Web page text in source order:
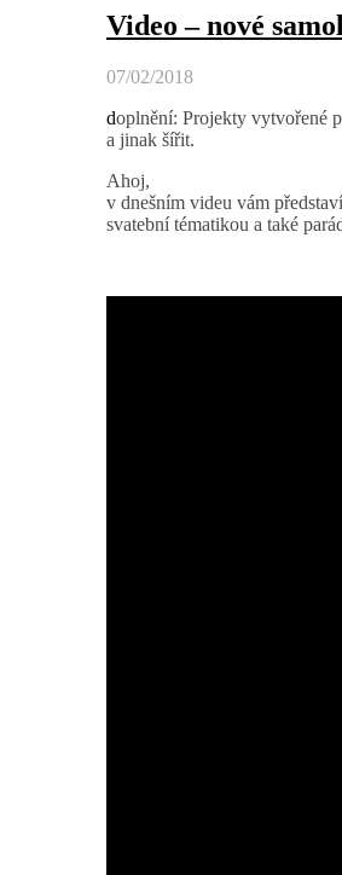
Video – nové
07/02/2018
doplnění: Projekty vytvořené pomocí samolepek Hurá Papíru lze v malém množství prodávat, je zakázáno samolepky kopírovat
a jinak šířit.
Ahoj,
v dnešním videu vám
svatební tématikou a také